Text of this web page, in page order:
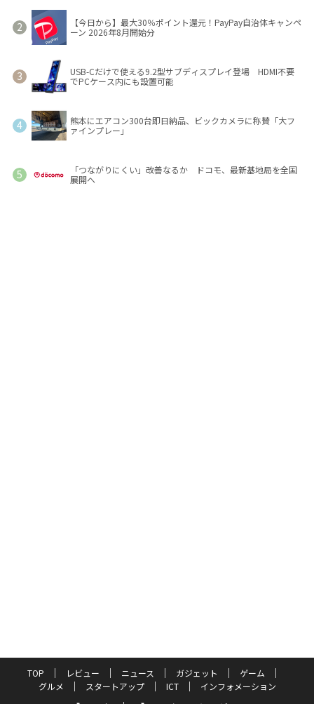
【今日から】最大30％ポイント還元！PayPay自治体キャンペ
ーン 2026年8月開始分
USB-Cだけで使える9.2型サブディスプレイ登場 HDMI不要
でPCケース内にも設置可能
熊本にエアコン300台即日納品、ビックカメラに称賛「大フ
ァインプレー」
「つながりにくい」改善なるか ドコモ、最新基地局を全国
展開へ
TOP レビュー ニュース ガジェット
ゲーム
グルメ
スタートアップ ICT
インフォメーション